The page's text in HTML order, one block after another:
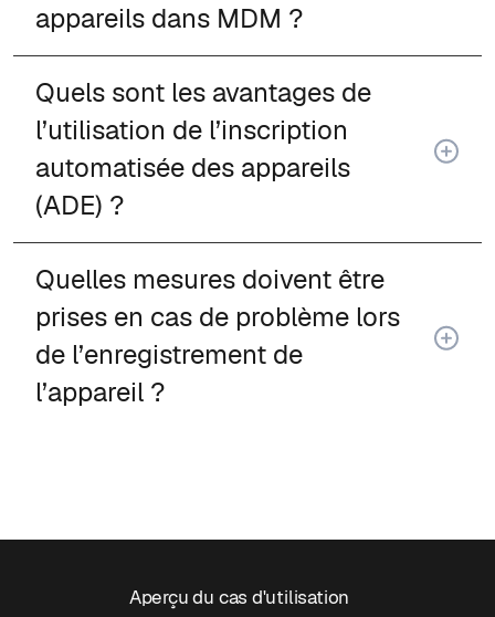
appareils dans MDM ?
Quels sont les avantages de
l’utilisation de l’inscription
automatisée des appareils
(ADE) ?
Quelles mesures doivent être
prises en cas de problème lors
de l’enregistrement de
l’appareil ?
Aperçu du cas d'utilisation